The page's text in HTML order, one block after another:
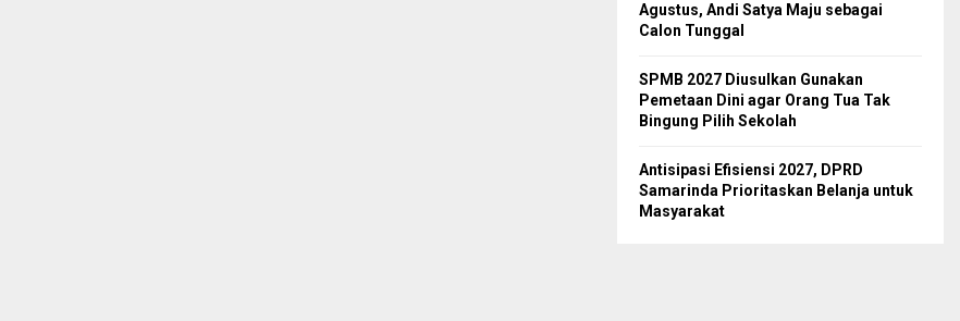
Agustus, Andi Satya Maju sebagai
Calon Tunggal
SPMB 2027 Diusulkan Gunakan
Pemetaan Dini agar Orang Tua Tak
Bingung Pilih Sekolah
Antisipasi Efisiensi 2027, DPRD
Samarinda Prioritaskan Belanja untuk
Masyarakat